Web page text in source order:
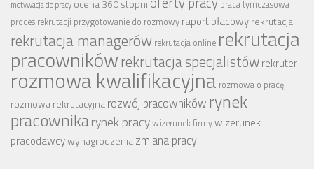
motywacja do pracy ocena 360 stopni
praca tymczasowa
proces rekrutacji przygotowanie do rozmowy raport płacowyrekrutacja
rekrutacja managerów rekrutacja online rekrutacja
pracownikówrekrutacja specjalistówrekruter
rozmowa kwalifikacyjna rozmowa o pracę
rozmowa rekrutacyjnarozwój pracowników rynek
pracownikarynek pracywizerunek firmywizerunek
pracodawcywynagrodzeniazmiana pracy